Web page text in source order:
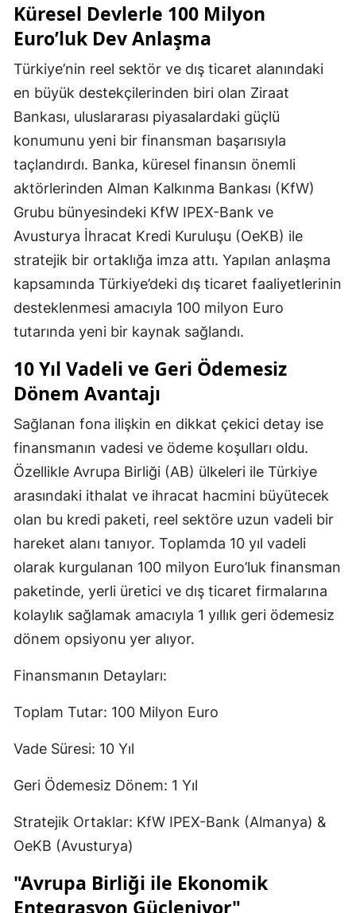
Küresel Devlerle 100 Milyon
Euro’luk Dev Anlaşma
Türkiye’nin reel sektör ve dış ticaret alanındaki
en büyük destekçilerinden biri olan Ziraat
Bankası, uluslararası piyasalardaki güçlü
konumunu yeni bir finansman başarısıyla
taçlandırdı. Banka, küresel finansın önemli
aktörlerinden Alman Kalkınma Bankası (KfW)
Grubu bünyesindeki KfW IPEX-Bank ve
Avusturya İhracat Kredi Kuruluşu (OeKB) ile
stratejik bir ortaklığa imza attı. Yapılan anlaşma
kapsamında Türkiye’deki dış ticaret faaliyetlerinin
desteklenmesi amacıyla 100 milyon Euro
tutarında yeni bir kaynak sağlandı.
10 Yıl Vadeli ve Geri Ödemesiz
Dönem Avantajı
Sağlanan fona ilişkin en dikkat çekici detay ise
finansmanın vadesi ve ödeme koşulları oldu.
Özellikle Avrupa Birliği (AB) ülkeleri ile Türkiye
arasındaki ithalat ve ihracat hacmini büyütecek
olan bu kredi paketi, reel sektöre uzun vadeli bir
hareket alanı tanıyor. Toplamda 10 yıl vadeli
olarak kurgulanan 100 milyon Euro’luk finansman
paketinde, yerli üretici ve dış ticaret firmalarına
kolaylık sağlamak amacıyla 1 yıllık geri ödemesiz
dönem opsiyonu yer alıyor.
Finansmanın Detayları:
Toplam Tutar: 100 Milyon Euro
Vade Süresi: 10 Yıl
Geri Ödemesiz Dönem: 1 Yıl
Stratejik Ortaklar: KfW IPEX-Bank (Almanya) &
OeKB (Avusturya)
"Avrupa Birliği ile Ekonomik
Entegrasyon Güçleniyor"